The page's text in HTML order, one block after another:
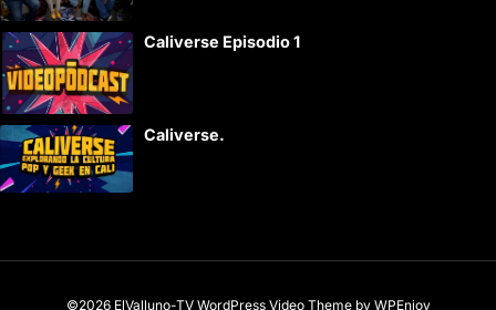
Caliverse Episodio 1
Caliverse.
©2026 ElValluno-TV WordPress Video Themeby WPEnjoy